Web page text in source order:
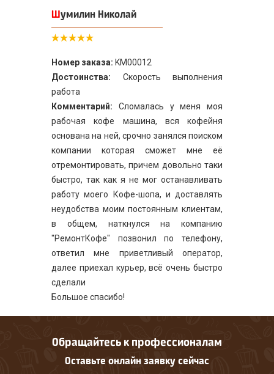
Шумилин Николай
Номер заказа: KM00012
Достоинства: Скорость выполнения
работа
Комментарий: Сломалась у меня моя
рабочая кофе машина, вся кофейня
основана на ней, срочно занялся поиском
компании которая сможет мне её
отремонтировать, причем довольно таки
быстро, так как я не мог останавливать
работу моего Кофе-шопа, и доставлять
неудобства моим постоянным клиентам,
в общем, наткнулся на компанию
"РемонтКофе" позвонил по телефону,
ответил мне приветливый оператор,
далее приехал курьер, всё очень быстро
сделали
Большое спасибо!
Обращайтесь к профессионалам
Оставьте онлайн заявку сейчас